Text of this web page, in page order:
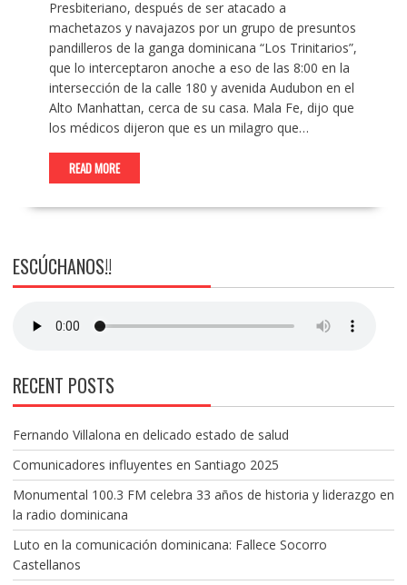
Presbiteriano, después de ser atacado a
machetazos y navajazos por un grupo de presuntos
pandilleros de la ganga dominicana “Los Trinitarios”,
que lo interceptaron anoche a eso de las 8:00 en la
intersección de la calle 180 y avenida Audubon en el
Alto Manhattan, cerca de su casa. Mala Fe, dijo que
los médicos dijeron que es un milagro que…
READ MORE
ESCÚCHANOS!!
RECENT POSTS
Fernando Villalona en delicado estado de salud
Comunicadores influyentes en Santiago 2025
Monumental 100.3 FM celebra 33 años de historia y liderazgo en
la radio dominicana
Luto en la comunicación dominicana: Fallece Socorro
Castellanos